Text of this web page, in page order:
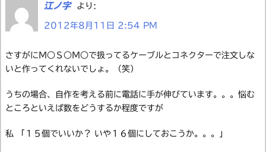
江ノ字 より:
2012年8月11日 2:54 PM
さすがにＭ○Ｓ○Ｍ○で扱ってるケーブルとコネクターで注文しな
いと作ってくれないでしょ。（笑）
うちの場合、自作を考える前に電話に手が伸びています。。。悩む
ところといえば数をどうするか程度ですが
私 「１５個でいいか？ いや１６個にしておこうか。。。」